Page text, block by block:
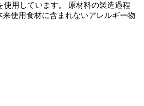
用しています。 原材料の製造過程
使用食材に含まれないアレルギー物